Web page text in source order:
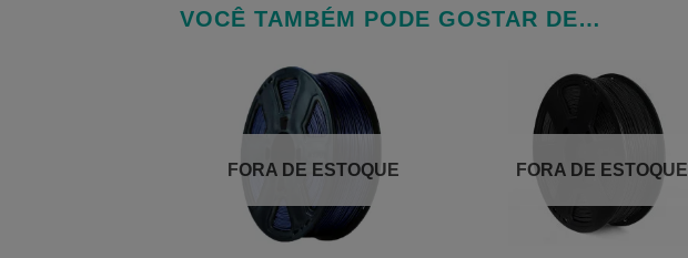
VOCÊ TAMBÉM PODE GOSTAR DE…
FORA DE ESTOQUE FORA DE ESTOQUE